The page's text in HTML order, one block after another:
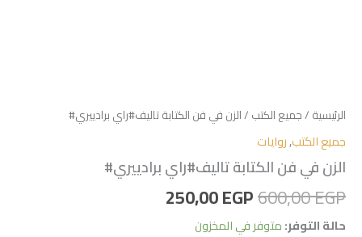
الرئيسية /جميع الكتب / الزن في فن الكتابة تاليف#راي برادييري#
جميع الكتب,روايات
الزن في فن الكتابة تاليف#راي برادييري#
600,00EGP
250,00EGP
حالة التوفر:متوفر في المخزون